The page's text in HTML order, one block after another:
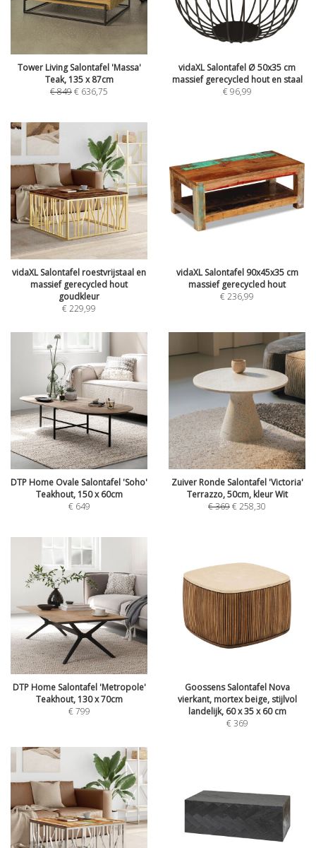
Tower Living Salontafel 'Massa'
Teak, 135 x 87cm
€849€ 636,75
vidaXL Salontafel Ø 50x35 cm
massief gerecycled hout en staal
€96,99
vidaXL Salontafel roestvrijstaal en
massief gerecycled hout
goudkleur
€229,99
vidaXL Salontafel 90x45x35 cm
massief gerecycled hout
€236,99
DTP Home Ovale Salontafel 'Soho'
Teakhout, 150 x 60cm
€ 649
Zuiver Ronde Salontafel 'Victoria'
Terrazzo, 50cm, kleur Wit
€369€258,30
DTP Home Salontafel 'Metropole'
Teakhout, 130 x 70cm
€799
Goossens Salontafel Nova
vierkant, mortex beige, stijlvol
landelijk, 60 x 35 x 60 cm
€369